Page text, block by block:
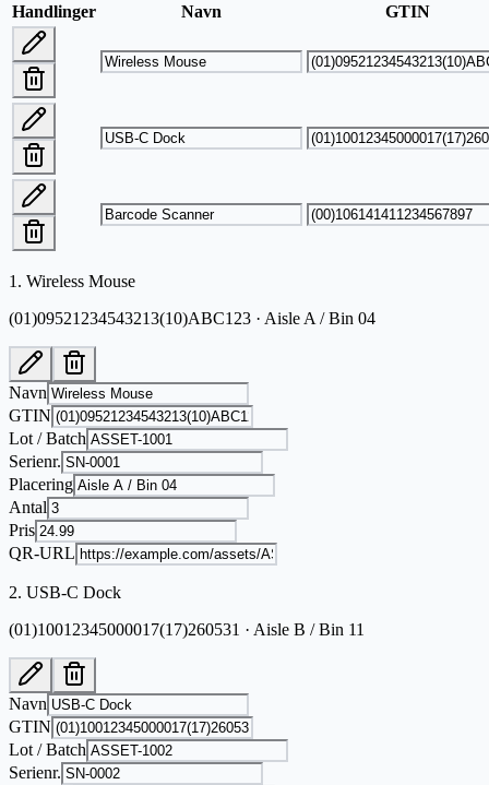
Handlinger
Navn GTIN
1 . Wireless Mouse
(01)09521234543213(10)ABC123 · Aisle A / Bin 04
Navn
GTIN
Lot / Batch
Serienr.
Placering
Antal
Pris
QR-URL
2. USB-C Dock
(01)10012345000017(17)260531 · Aisle B / Bin 11
Navn
GTIN
Lot / Batch
Serienr.